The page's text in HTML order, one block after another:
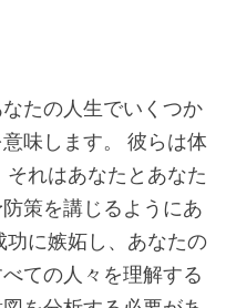
たの人生でいくつか
味します。 彼らは体
れはあなたとあなた
策を講じるようにあ
に嫉妬し、あなたの
ての人々を理解する